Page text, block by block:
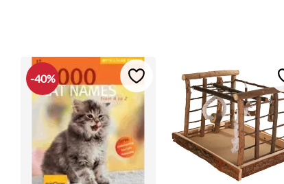
40% Lägg till i favoriter